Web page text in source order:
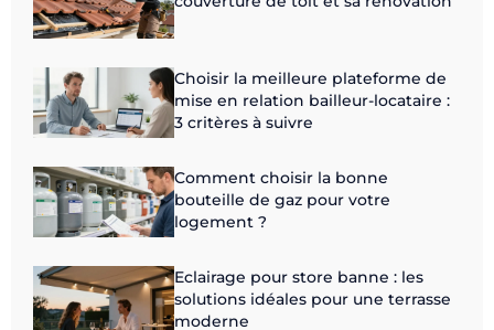
Choisir la meilleure plateforme de
mise en relation bailleur-locataire :
3 critères à suivre
Comment choisir la bonne
bouteille de gaz pour votre
logement ?
Eclairage pour store banne : les
solutions idéales pour une terrasse
moderne